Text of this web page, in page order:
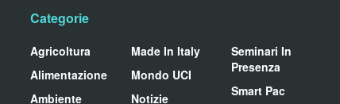
Categorie
Agricoltura
Alimentazione
Ambiente
Made In Italy
Mondo UCI
Notizie
Seminari In
Presenza
Smart Pac